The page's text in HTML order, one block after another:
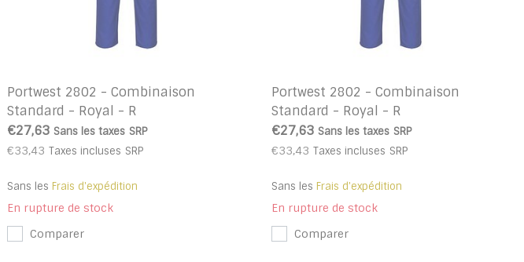
Portwest 2802 - Combinaison
Standard - Royal - R
€27,63 Sans les taxes SRP
€33,43 Taxes incluses SRP
Sans les Frais d'expédition
En rupture de stock
Comparer
Portwest 2802 - Combinaison
Standard - Royal - R
€27,63 Sans les taxes SRP
€33,43 Taxes incluses SRP
Sans les Frais d'expédition
En rupture de stock
Comparer